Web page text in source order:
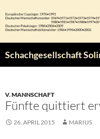
Inhalt
springen
Schachgesellschaft
V. MANNSCHAFT
Fünfte quittiert
26. APRIL 2015 MARIUS